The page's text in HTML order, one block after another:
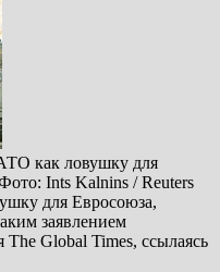
как ловушку для
Ints Kalnins / Reuters
для Евросоюза,
заявлением
Global Times, ссылаясь